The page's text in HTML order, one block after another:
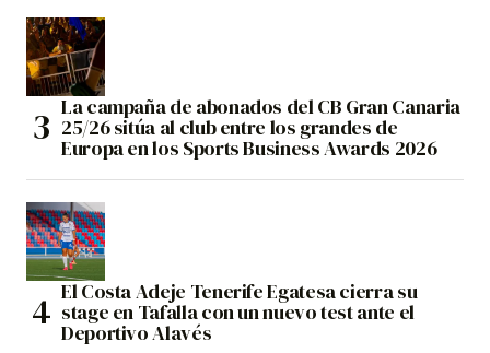
La campaña de abonados del CB Gran Canaria
25/26 sitúa al club entre los grandes de
Europa en los Sports Business Awards 2026
El Costa Adeje Tenerife Egatesa cierra su
stage en Tafalla con un nuevo test ante el
Deportivo Alavés